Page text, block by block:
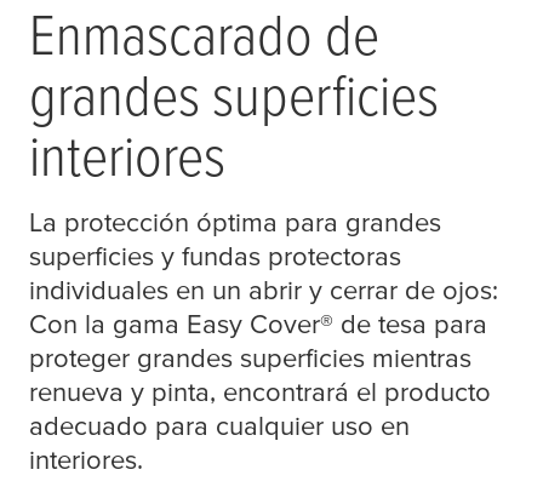
Enmascarado de
grandes superficies
interiores
La protección óptima para grandes
superficies y fundas protectoras
individuales en un abrir y cerrar de ojos:
Con la gama Easy Cover® de tesa para
proteger grandes superficies mientras
renueva y pinta, encontrará el producto
adecuado para cualquier uso en
interiores.